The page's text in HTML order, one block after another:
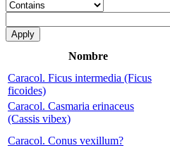
Nombre
Caracol. Ficus intermedia (Ficus
ficoides)
Caracol. Casmaria erinaceus
(Cassis vibex)
Caracol. Conus vexillum?